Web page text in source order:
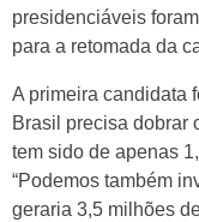
presidenciáveis
para a retomada da
A primeira candidata
Brasil precisa dobrar
tem sido de apenas
“Podemos também
geraria 3,5 milhões